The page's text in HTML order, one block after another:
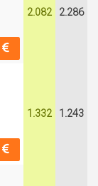
2.082 2.286
1.332 1.243